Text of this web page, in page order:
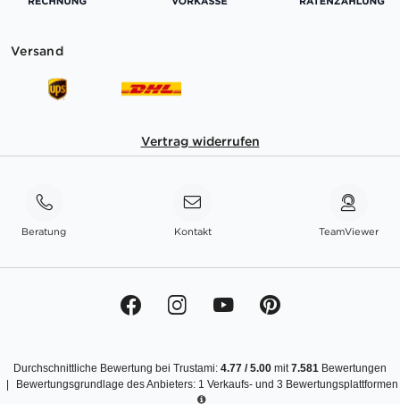
Versand
Vertrag widerrufen
Beratung Kontakt TeamViewer
Durchschnittliche Bewertung bei Trustami: 4.77 /5.00 mit7.581 Bewertungen
Bewertungsgrundlage des Anbieters: 1 Verkaufs- und 3 Bewertungsplattformen